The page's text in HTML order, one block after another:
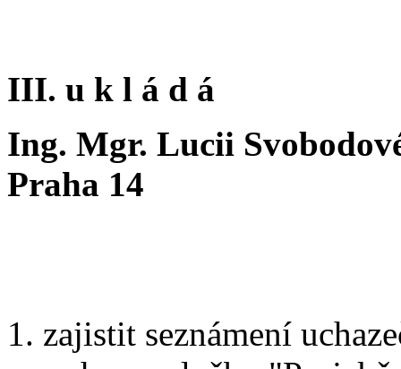
III. u k l á d á
Ing. Mgr. Lucii
Praha 14
1. zajistit seznámení